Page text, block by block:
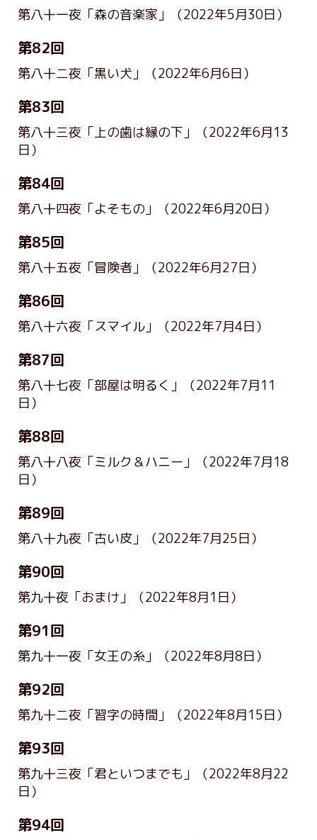
第八十一夜「森の音楽家」 （2022年5月30日）
第82回
第八十二夜「黒い犬」 （2022年6月6日）
第83回
第八十三夜「上の歯は縁の下」
（2022年6月13
日）
第84回
第八十四夜「よそもの」 （2022年6月20日）
第85回
第八十五夜「冒険者」 （2022年6月27日）
第86回
第八十六夜「スマイル」 （2022年7月4日）
第87回
第八十七夜「部屋は明るく」
（2022年7月11
日）
第88回
第八十八夜「ミルク＆ハニー」
（2022年7月18
日）
第89回
第八十九夜「古い皮」 （2022年7月25日）
第90回
第九十夜「おまけ」 （2022年8月1日）
第91回
第九十一夜「女王の糸」 （2022年8月8日）
第92回
第九十二夜「習字の時間」 （2022年8月15日）
第93回
第九十三夜「君といつまでも」
（2022年8月22
日）
第94回